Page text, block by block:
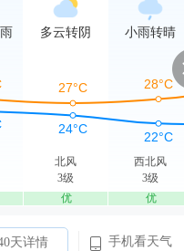
多云转阴
北风
3级
优
小雨转晴
西北风
3级
优
天详情 手机看天气